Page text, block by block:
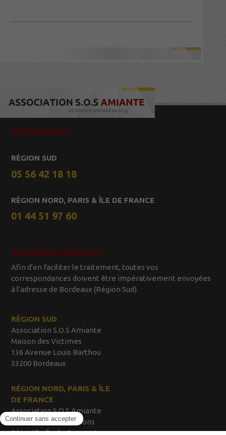
TÉLÉPHONES :
RÉGION SUD
05 56 42 18 18
RÉGION NORD, PARIS & ÎLE DE FRANCE
01 44 51 97 60
ADRESSES BUREAUX :
Afin d'en faciliter le traitement, toutes vos
correspondances doivent être impérativement envoyées
à l'adresse de Bordeaux (Région Sud).
RÉGION SUD
Association S.O.S Amiante
Maison des Victimes
136 Avenue Louis Barthou
33200 Bordeaux
RÉGION NORD, PARIS & ÎLE
DE FRANCE
Association S.O.S Amiante
Maison des Associations
5 bis Villa Émile Bergerat